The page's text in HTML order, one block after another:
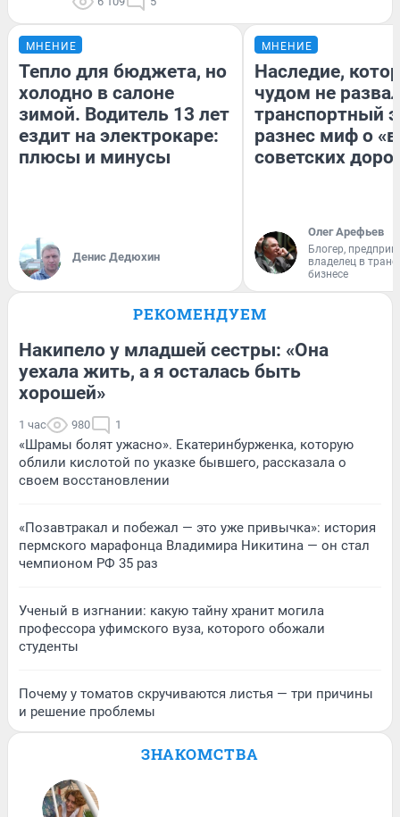
МНЕНИЕ
Тепло для бюджета, но
холодно в салоне
зимой. Водитель 13 лет
ездит на электрокаре:
плюсы и минусы
Денис Дедюхин
МНЕНИЕ
Наследие,
чудом не
транспортный
разнес миф о
советских
Олег Арефьев
Блогер,
владелец в
бизнесе
РЕКОМЕНДУЕМ
Накипело у младшей сестры: «Она
уехала жить, а я осталась быть
хорошей»
1 час 980 1
«Шрамы болят ужасно». Екатеринбурженка, которую
облили кислотой по указке бывшего, рассказала о
своем восстановлении
«Позавтракал и побежал — это уже привычка»: история
пермского марафонца Владимира Никитина — он стал
чемпионом РФ 35 раз
Ученый в изгнании: какую тайну хранит могила
профессора уфимского вуза, которого обожали
студенты
Почему у томатов скручиваются листья — три причины
и решение проблемы
ЗНАКОМСТВА